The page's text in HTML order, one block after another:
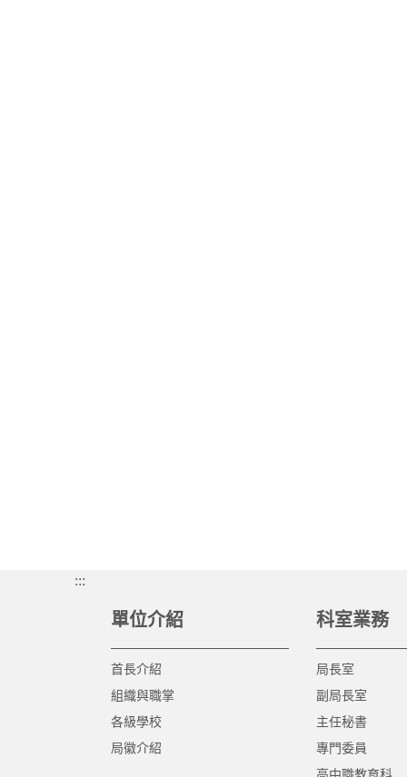
:::
單位介紹
首長介紹
組織與職掌
各級學校
局徽介紹
科室業務
局長室
副局長室
主任秘書
專門委員